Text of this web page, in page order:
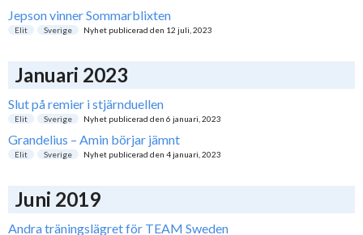
Jepson vinner Sommarblixten
Elit Sverige Nyhet publicerad den 12 juli, 2023
Januari 2023
Slut på remier i stjärnduellen
Elit Sverige Nyhet publicerad den 6 januari, 2023
Grandelius – Amin börjar jämnt
Elit Sverige Nyhet publicerad den 4 januari, 2023
Juni 2019
Andra träningslägret för TEAM Sweden